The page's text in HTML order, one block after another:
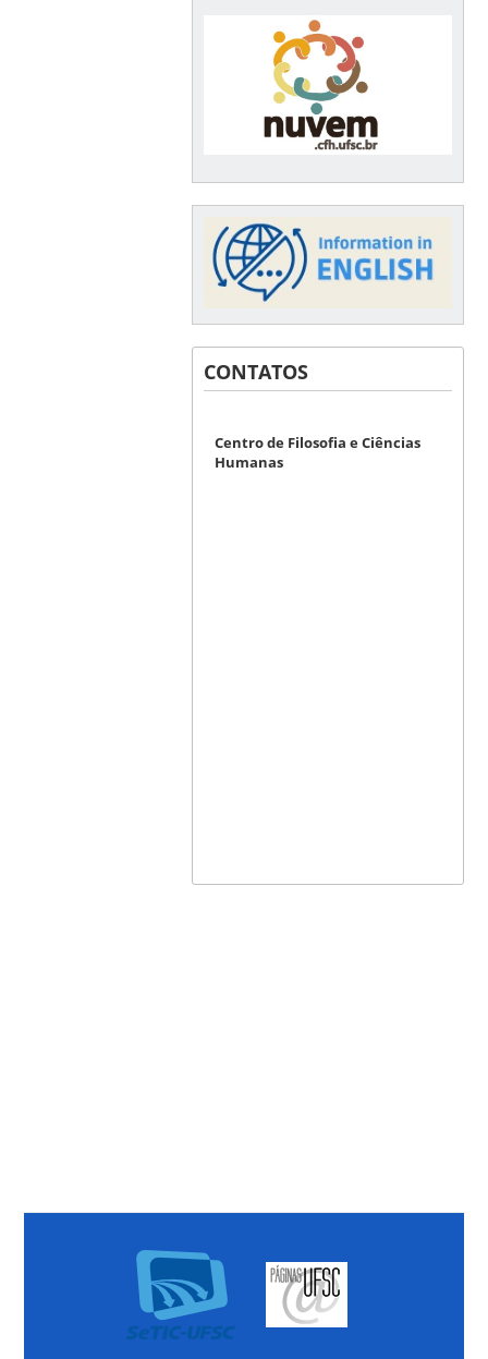
CONTATOS
Centro de Filosofia e Ciências
Humanas